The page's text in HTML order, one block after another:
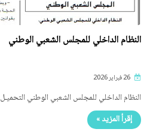
النظام الداخلي للمجلس الشعبي الوطني
النظام الداخلي للمجلس الشعبي الوطني التحميـل
إقرأ المزيد »